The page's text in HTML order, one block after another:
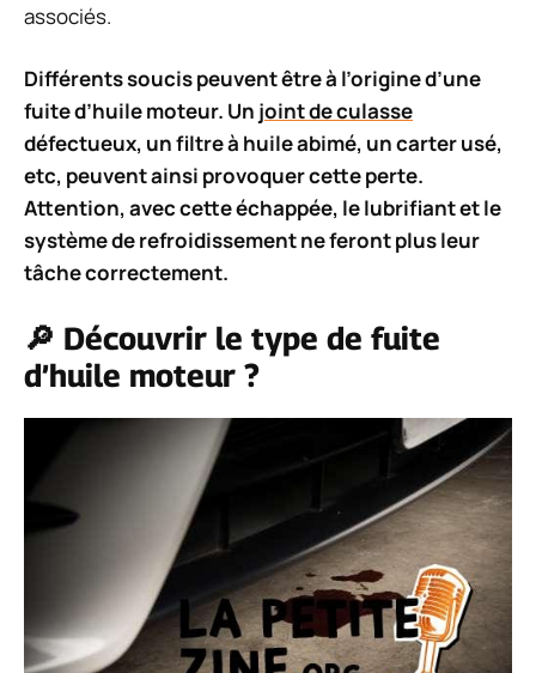
associés.
Différents soucis peuvent être à l’origine d’une
fuite d’huile moteur. Un joint de culasse
défectueux, un filtre à huile abimé, un carter usé,
etc, peuvent ainsi provoquer cette perte.
Attention, avec cette échappée, le lubrifiant et le
système de refroidissement ne feront plus leur
tâche correctement.
🔎 Découvrir le type de fuite
d’huile moteur ?